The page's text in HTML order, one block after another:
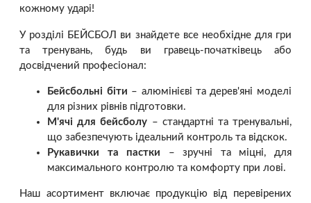
кожному ударі!
У розділі БЕЙСБОЛ ви знайдете все необхідне для гри
та тренувань, будь ви гравець-початківець або
досвідчений професіонал:
Бейсбольні біти – алюмінієві та дерев'яні моделі
для різних рівнів підготовки.
М'ячі для бейсболу – стандартні та тренувальні,
що забезпечують ідеальний контроль та відскок.
Рукавички та пастки – зручні та міцні, для
максимального контролю та комфорту при лові.
Наш асортимент включає продукцію від перевірених